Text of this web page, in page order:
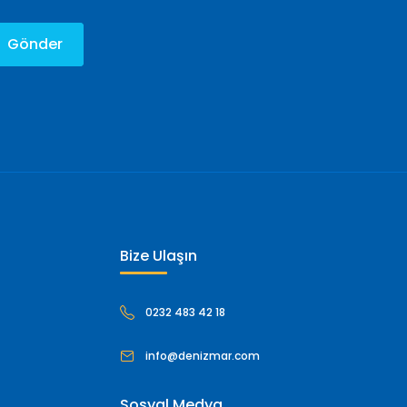
Gönder
Bize Ulaşın
0232 483 42 18
info@denizmar.com